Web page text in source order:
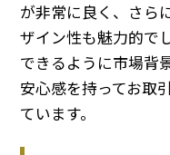
が非常に良く、さら
ザイン性も魅力的で
できるように市場背
安心感を持ってお取
ています。